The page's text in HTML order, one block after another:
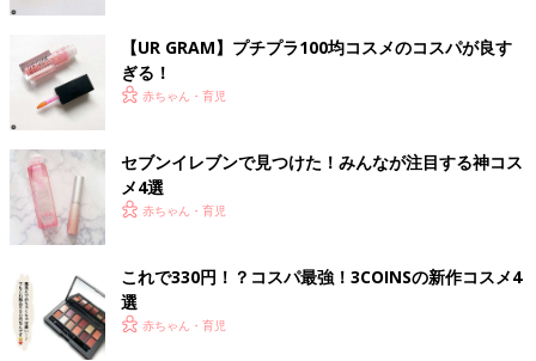
出典：Instagramアカウント「you_uuu.29」
【UR GRAM】プチプラ100均コスメのコスパが良す
ぎる！
赤ちゃん・育児
セブンイレブンで見つけた！みんなが注目する神コス
メ4選
赤ちゃん・育児
これで330円！？コスパ最強！3COINSの新作コスメ4
選
赤ちゃん・育児